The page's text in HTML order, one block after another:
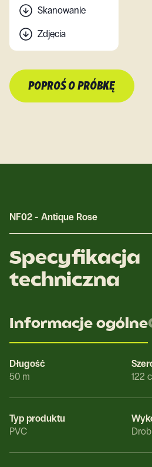
Skanowanie
Zdjęcia
POPROŚ O PRÓBKĘ
NF02 - Antique Rose
Specyfikacja
techniczna
Informacje ogólne
Długość
50 m
122
Typ produktu
PVC